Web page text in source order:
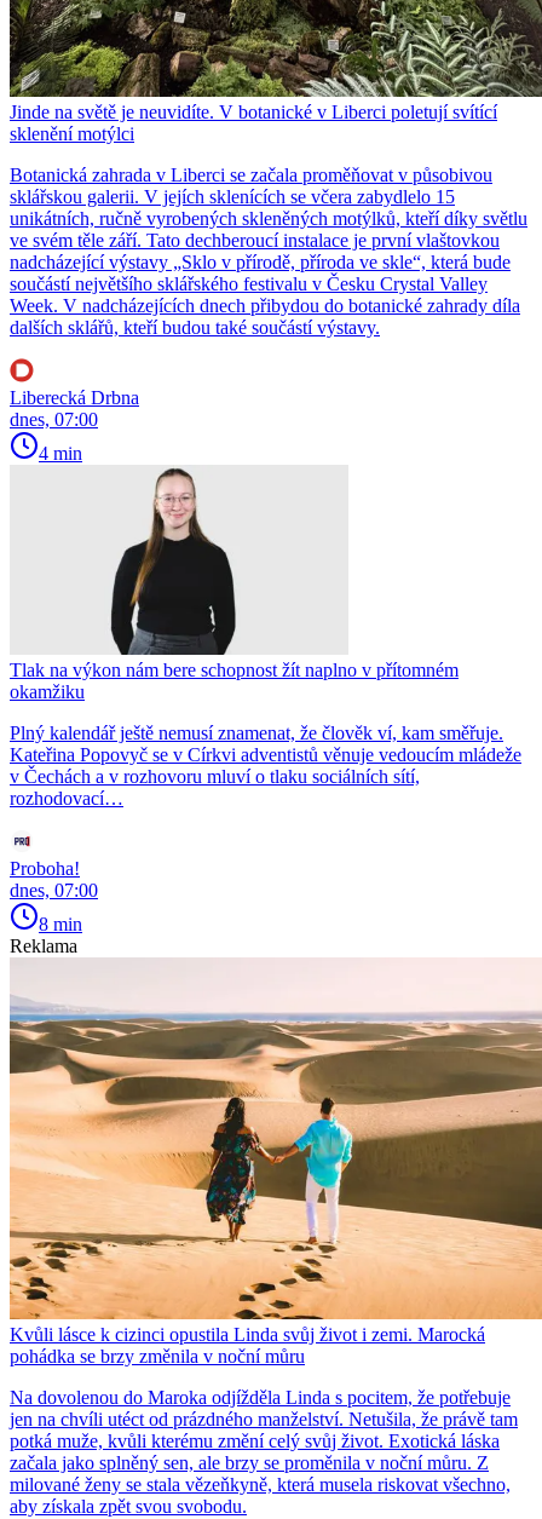
Jinde na světě je neuvidíte. V botanické v Liberci poletují svítící
sklenění motýlci
Botanická zahrada v Liberci se začala proměňovat v působivou
sklářskou galerii. V jejích sklenících se včera zabydlelo 15
unikátních, ručně vyrobených skleněných motýlků, kteří díky světlu
ve svém těle září. Tato dechberoucí instalace je první vlaštovkou
nadcházející výstavy „Sklo v přírodě, příroda ve skle“, která bude
součástí největšího sklářského festivalu v Česku Crystal Valley
Week. V nadcházejících dnech přibydou do botanické zahrady díla
dalších sklářů, kteří budou také součástí výstavy.
Liberecká Drbna
dnes, 07:00
4 min
Tlak na výkon nám bere schopnost žít naplno v přítomném
okamžiku
Plný kalendář ještě nemusí znamenat, že člověk ví, kam směřuje.
Kateřina Popovyč se v Církvi adventistů věnuje vedoucím mládeže
v Čechách a v rozhovoru mluví o tlaku sociálních sítí,
rozhodovací…
Proboha!
dnes, 07:00
8 min
Reklama
Kvůli lásce k cizinci opustila Linda svůj život i zemi. Marocká
pohádka se brzy změnila v noční můru
Na dovolenou do Maroka odjížděla Linda s pocitem, že potřebuje
jen na chvíli utéct od prázdného manželství. Netušila, že právě tam
potká muže, kvůli kterému změní celý svůj život. Exotická láska
začala jako splněný sen, ale brzy se proměnila v noční můru. Z
milované ženy se stala vězeňkyně, která musela riskovat všechno,
aby získala zpět svou svobodu.